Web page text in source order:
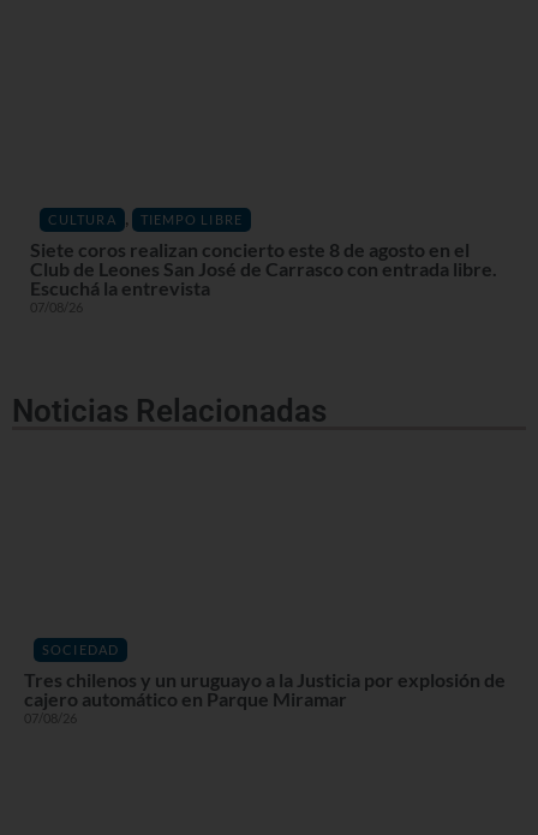
CULTURA , TIEMPO LIBRE
Siete coros realizan concierto este 8 de agosto en el
Club de Leones San José de Carrasco con entrada libre.
Escuchá la entrevista
07/08/26
Noticias Relacionadas
SOCIEDAD
Tres chilenos y un uruguayo a la Justicia por explosión de
cajero automático en Parque Miramar
07/08/26